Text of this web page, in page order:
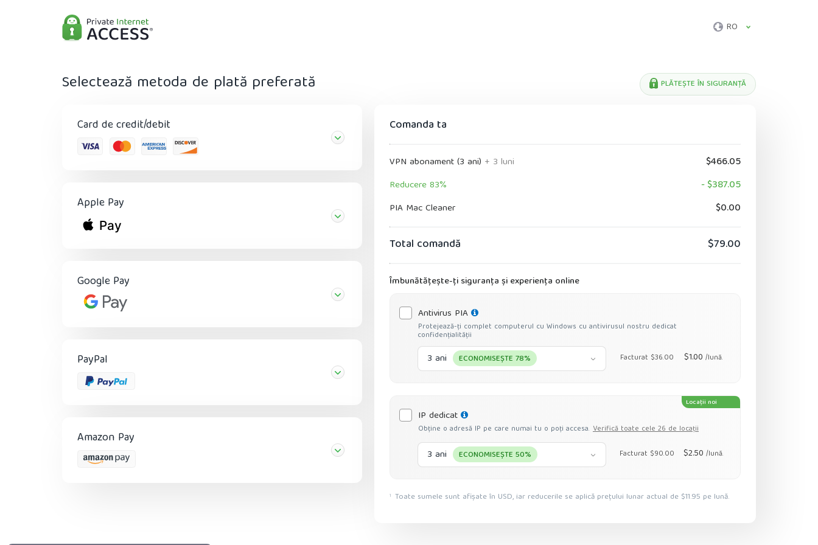
RO
Selectează metoda de plată preferată PLĂTEȘTE ÎN SIGURANȚĂ
Card de credit/debit
Apple Pay
Google Pay
PayPal
Amazon Pay
Comanda ta
VPN abonament (3 ani) + 3 luni $466.05
Reducere 83% - $387.05
PIA Mac Cleaner $0.00
Total comandă $79.00
Îmbunătățește-ți siguranța și experiența online
Antivirus PIA
Protejează-ți complet computerul cu Windows cu antivirusul nostru dedicat
confidențialității
3 ani ECONOMISEȘTE 78% $1.00 /lună.
Facturat $36.00
Locații noi
IP dedicat
Obține o adresă IP pe care numai tu o poți accesa. Verifică toate cele 26 de locații
3 ani ECONOMISEȘTE 50% $2.50 /lună.
Facturat $90.00
1 Toate sumele sunt afișate în USD, iar reducerile se aplică prețului lunar actual de $11.95 pe lună.